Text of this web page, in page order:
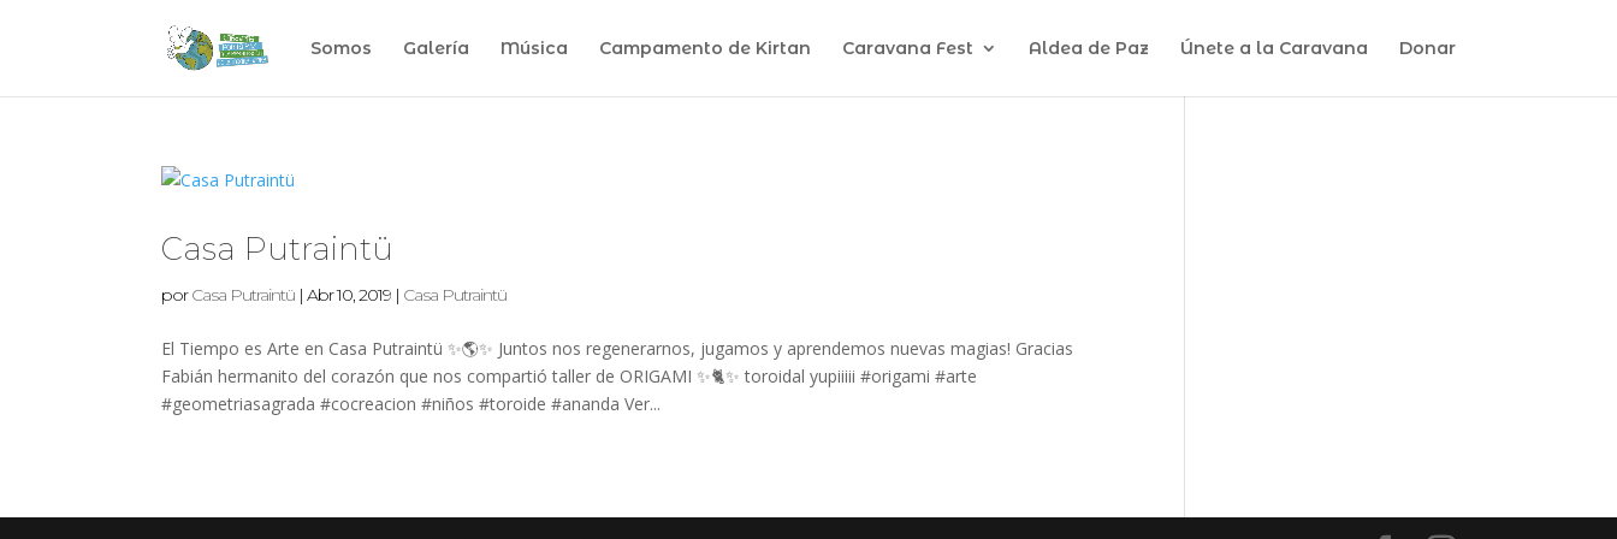
Somos Galería Música Campamento de Kirtan Caravana Fest Aldea de Paz Únete a la Caravana Donar
Casa Putraintü
porCasa Putraintü |Abr 10, 2019 | Casa Putraintü
El Tiempo es Arte en Casa Putraintü ✨🌎✨ Juntos nos regenerarnos, jugamos y aprendemos nuevas magias! Gracias
Fabián hermanito del corazón que nos compartió taller de ORIGAMI ✨🐈✨ toroidal yupiiiii #origami #arte
#geometriasagrada #cocreacion #niños #toroide #ananda Ver...